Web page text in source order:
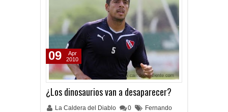
¿Los dinosaurios van a desaparecer?
La Caldera del Diablo 0
Fernando
09
Apr
2010